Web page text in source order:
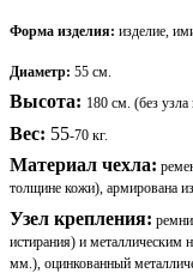
Форма изделия: изделие,
Диаметр: 55 см.
Высота: 180 см. (без узла
Вес: 55-70 кг.
Материал чехла:
толщине кожи), армирована
Узел крепления:
истирания) и металлическим
мм.), оцинкованный